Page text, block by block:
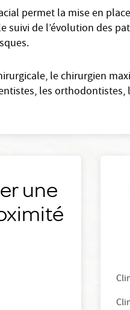
permet la mise en
suivi de l’évolution des
le chirurgien
les orthodontistes,
une